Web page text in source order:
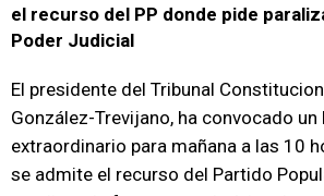
el recurso del PP donde pide
Poder Judicial
El presidente del Tribunal
González-Trevijano, ha convocado un
extraordinario para mañana a las 10
se admite el recurso del Partido